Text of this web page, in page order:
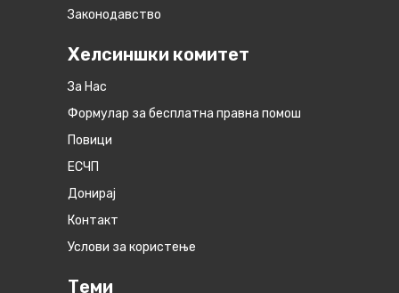
Законодавство
Хелсиншки комитет
За Нас
Формулар за бесплатна правна помош
Повици
ЕСЧП
Донирај
Контакт
Услови за користење
Теми